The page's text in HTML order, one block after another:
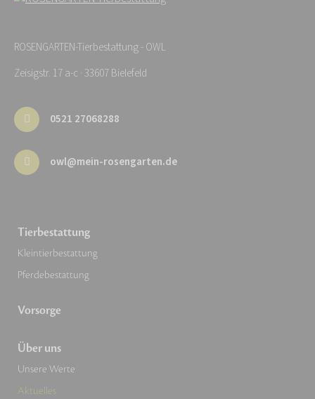
ROSENGARTEN-Tierbestattung - OWL
Zeisigstr. 17 a-c · 33607 Bielefeld
0521 27068288
owl@mein-rosengarten.de
Tierbestattung
Kleintierbestattung
Pferdebestattung
Vorsorge
Über uns
Unsere Werte
Aktuelles